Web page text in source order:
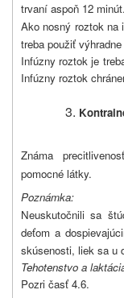
trvaní aspoň 12 minút.
Ako nosný roztok na
treba použiť
Infúzny roztok je
Infúzny roztok
Známa
pomocné látky.
Poznámka:
Neuskutočnili sa
deťom a
skúsenosti, liek sa u
Tehotenstvo a
Pozri časť 4.6.